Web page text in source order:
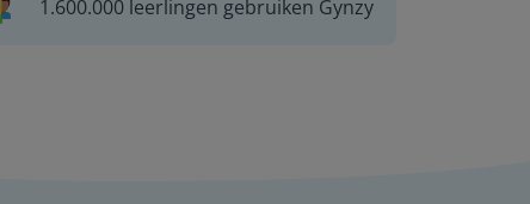
1.600.000 leerlingen gebruiken Gynzy